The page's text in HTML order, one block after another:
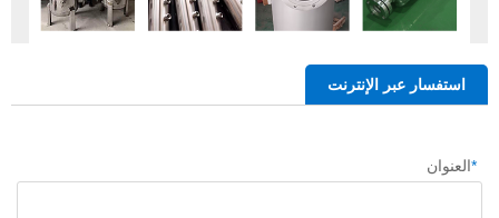
استفسار عبر الإنترنت
*العنوان